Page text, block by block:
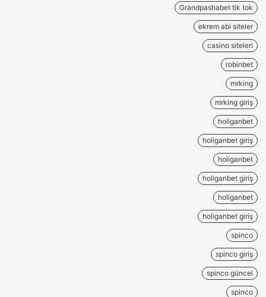
Grandpashabet tik tok
ekrem abi siteler
casino siteleri
robinbet
mrking
mrking giriş
holiganbet
holiganbet giriş
holiganbet
holiganbet giriş
holiganbet
holiganbet giriş
spinco
spinco giriş
spinco güncel
spinco